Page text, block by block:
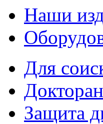
Наши
Для
Защита